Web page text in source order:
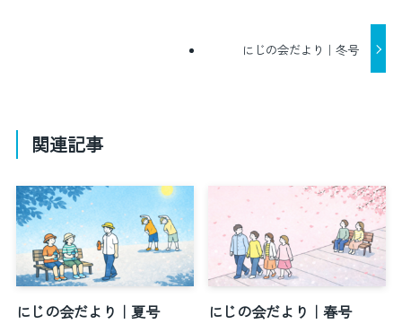
にじの会だより｜冬号
関連記事
にじの会だより｜夏号 にじの会だより｜春号